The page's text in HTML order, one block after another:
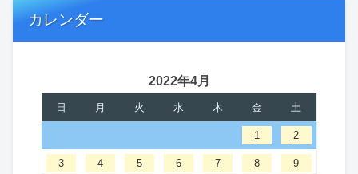
カレンダー
2022年4月
日 月 火 水 木 金 土
1 2
3 4 5 6 7 8 9